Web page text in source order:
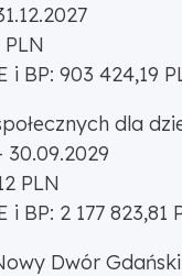
BP: 903 424,19
dla
PLN
BP: 2 177 823,81
Dwór Gdański